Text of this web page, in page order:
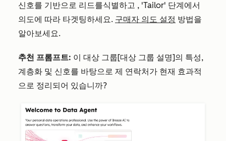
신호를 기반으로 리드를식별하고 , 'Tailor' 단계에서
의도에 따라 타겟팅하세요. 구매자 의도 설정 방법을
알아보세요.
추천 프롬프트: 이 대상 그룹[대상 그룹 설명]의 특성,
계층화 및 신호를 바탕으로 제 연락처가 현재 효과적
으로 정리되어 있습니까?